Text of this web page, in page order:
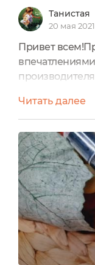
Танистая
20 мая 2021
Привет
появилось в
разглядев, что
называется,
преподнести
состоящий из
расскажу чуть
виноградных...
Читать далее